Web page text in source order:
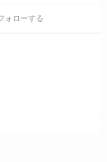
ォローする